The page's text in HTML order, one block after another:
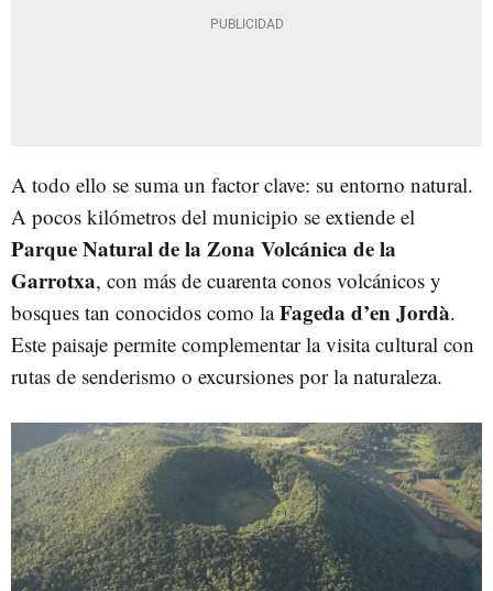
A todo ello se suma un factor clave: su entorno natural.
A pocos kilómetros del municipio se extiende el
Parque Natural de la Zona Volcánica de la
Garrotxa, con más de cuarenta conos volcánicos y
bosques tan conocidos como laFageda d’en Jordà.
Este paisaje permite complementar la visita cultural con
rutas de senderismo o excursiones por la naturaleza.